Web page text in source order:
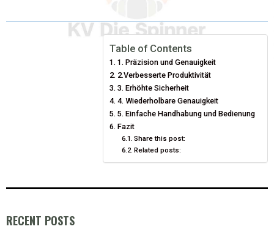
Table of Contents
1. Präzision und Genauigkeit
2.Verbesserte Produktivität
3. Erhöhte Sicherheit
4. Wiederholbare Genauigkeit
5. Einfache Handhabung und Bedienung
Fazit
Share this post:
Related posts:
RECENT POSTS